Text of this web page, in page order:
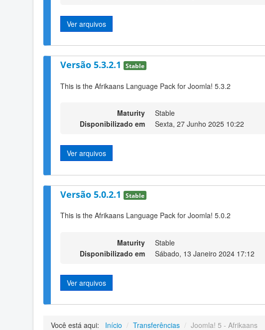
Ver arquivos
Versão 5.3.2.1 Stable
This is the Afrikaans Language Pack for Joomla! 5.3.2
Maturity
Stable
Disponibilizado em
Sexta, 27 Junho 2025 10:22
Ver arquivos
Versão 5.0.2.1 Stable
This is the Afrikaans Language Pack for Joomla! 5.0.2
Maturity
Stable
Disponibilizado em
Sábado, 13 Janeiro 2024 17:12
Ver arquivos
Você está aqui: Início / Transferências / Joomla! 5 - Afrikaans